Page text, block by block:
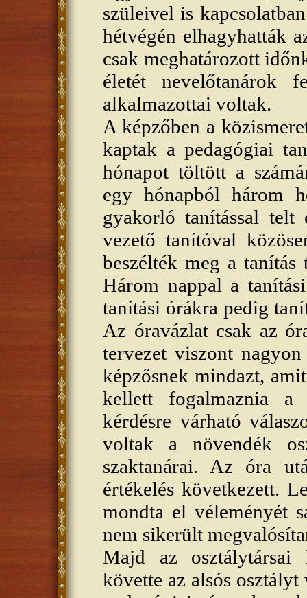
szüleivel is
hétvégén elhagyhatták
csak meghatározott
életét nevelőtanárok
alkalmazottai voltak.
A képzőben a
kaptak a pedagógiai
hónapot töltött a
egy hónapból három
gyakorló tanítással telt
vezető tanítóval
beszélték meg a tanítás
Három nappal a
tanítási órákra pedig
Az óravázlat csak az
tervezet viszont
képzősnek mindazt,
kellett fogalmaznia a
kérdésre várható
voltak a növendék
szaktanárai. Az óra
értékelés következett.
mondta el véleményét
nem sikerült
Majd az osztálytársai
követte az alsós